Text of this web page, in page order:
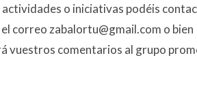
o iniciativas podéis
correo zabalortu@gmail.com o bien
vuestros comentarios al grupo